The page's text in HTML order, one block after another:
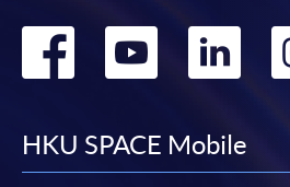
繳交所需費用
申請人可使用以下方式繳交
繳費靈網上服務
- 申請人須
Go
facebook
Go
HKU SPACE Mobile